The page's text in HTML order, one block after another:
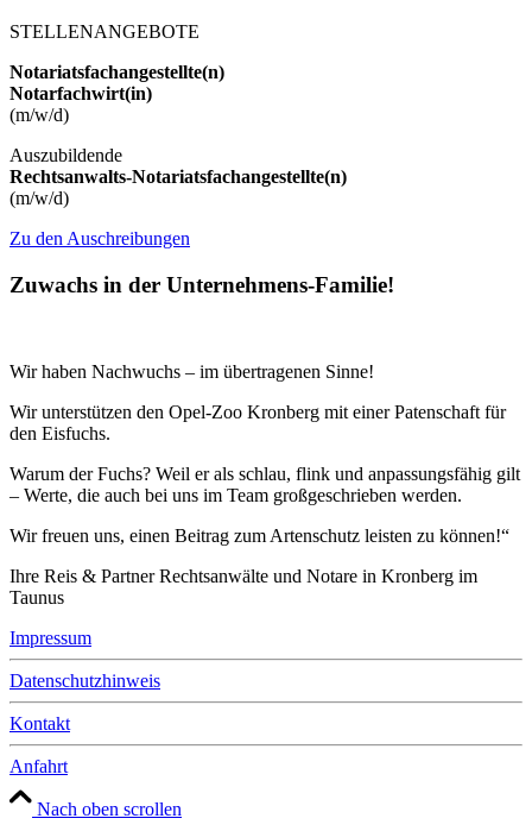
STELLENANGEBOTE
Notariatsfachangestellte(n)
Notarfachwirt(in)
(m/w/d)
Auszubildende
Rechtsanwalts-Notariatsfachangestellte(n)
(m/w/d)
Zu den Auschreibungen
Zuwachs in der Unternehmens-Familie!
Wir haben Nachwuchs – im übertragenen Sinne!
Wir unterstützen den Opel-Zoo Kronberg mit einer Patenschaft für
den Eisfuchs.
Warum der Fuchs? Weil er als schlau, flink und anpassungsfähig gilt
– Werte, die auch bei uns im Team großgeschrieben werden.
Wir freuen uns, einen Beitrag zum Artenschutz leisten zu können!“
Ihre Reis & Partner Rechtsanwälte und Notare in Kronberg im
Taunus
Impressum
Datenschutzhinweis
Kontakt
Anfahrt
Nach oben scrollen